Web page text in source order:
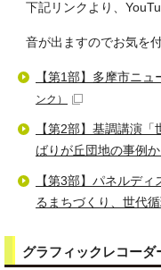
下記リンクより、
音が出ますのでお気を
【第1部】多摩市ニ
ンク）
【第2部】基調講演
ばりが丘団地の事例か
【第3部】パネルデ
るまちづくり、世代循
グラフィックレコー